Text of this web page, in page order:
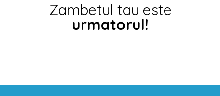
Zambetul tau este
urmatorul!